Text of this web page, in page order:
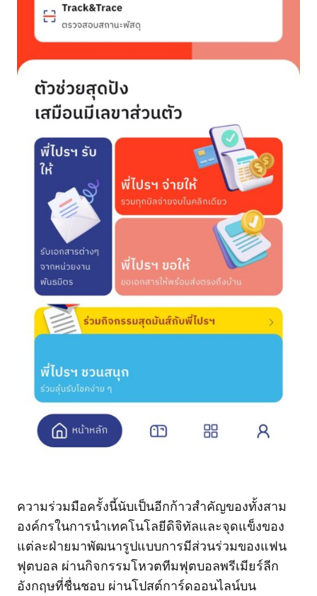
ความร่วมมือครั้งนี้นับเป็นอีกก้าวสำคัญของทั้งสาม
องค์กรในการนำเทคโนโลยีดิจิทัลและจุดแข็งของ
แต่ละฝ่ายมาพัฒนารูปแบบการมีส่วนร่วมของแฟน
ฟุตบอล ผ่านกิจกรรมโหวตทีมฟุตบอลพรีเมียร์ลีก
อังกฤษที่ชื่นชอบ ผ่านโปสต์การ์ดออนไลน์บน